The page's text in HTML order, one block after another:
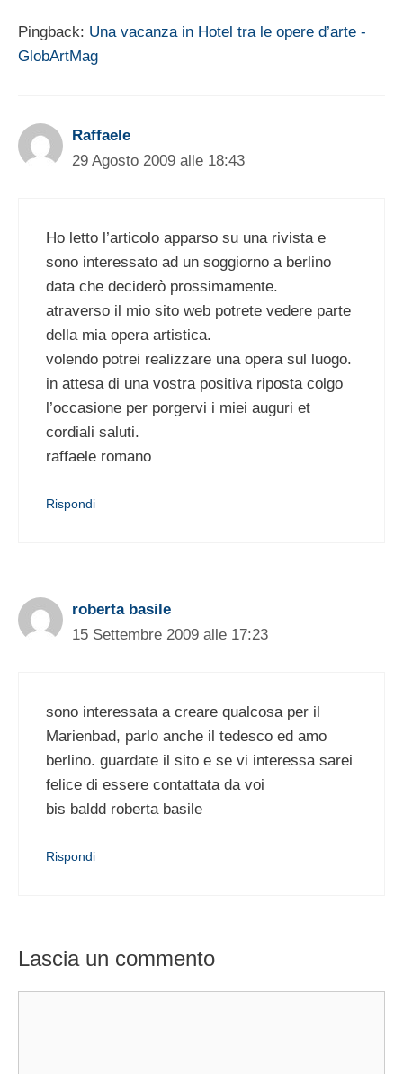
Pingback: Una vacanza in Hotel tra le opere d’arte -
GlobArtMag
Raffaele
29 Agosto 2009 alle 18:43
Ho letto l’articolo apparso su una rivista e
sono interessato ad un soggiorno a berlino
data che deciderò prossimamente.
atraverso il mio sito web potrete vedere parte
della mia opera artistica.
volendo potrei realizzare una opera sul luogo.
in attesa di una vostra positiva riposta colgo
l’occasione per porgervi i miei auguri et
cordiali saluti.
raffaele romano
Rispondi
roberta basile
15 Settembre 2009 alle 17:23
sono interessata a creare qualcosa per il
Marienbad, parlo anche il tedesco ed amo
berlino. guardate il sito e se vi interessa sarei
felice di essere contattata da voi
bis baldd roberta basile
Rispondi
Lascia un commento